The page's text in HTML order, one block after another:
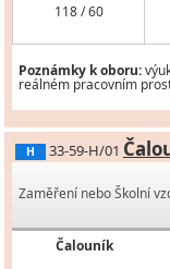
118 / 60
Poznámky k oboru:
reálném pracovním
H 33-59-H/01
Zaměření nebo Školní
Čalouník